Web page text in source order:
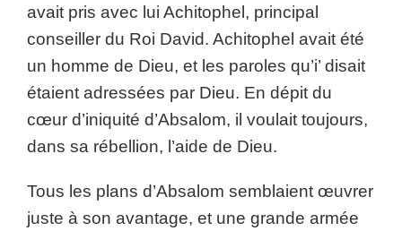
avait pris avec lui Achitophel, principal
conseiller du Roi David. Achitophel avait été
un homme de Dieu, et les paroles qu’i’ disait
étaient adressées par Dieu. En dépit du
cœur d’iniquité d’Absalom, il voulait toujours,
dans sa rébellion, l’aide de Dieu.
Tous les plans d’Absalom semblaient œuvrer
juste à son avantage, et une grande armée